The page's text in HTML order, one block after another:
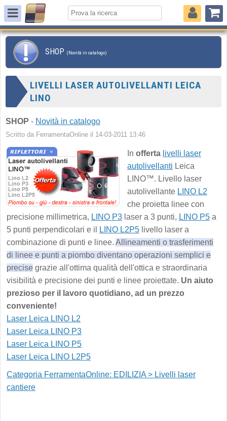
SHOP (Novità in catalogo)
LIVELLI LASER AUTOLIVELLANTI LEICA
LINO
SHOP - Novità in catalogo
Scritto da FerramentaOnline il 14-03-2011 13:46
In offerta livelli laser
autolivellanti Leica
LINO™. Livello laser
autolivellante LINO L2
che proietta linee con
precisione millimetrica, LINO P3 laser a 3 punti, LINO P5 a
5 punti perpendicolari e il
LINO L2P5 livello laser a
combinazione di punti e linee. Allineamenti o trasferimenti
di linee e punti a piombo diventano operazioni semplici e
precise grazie all'ottima qualità dell'ottica e straordinaria
visibilità e precisione dei punti e linee proiettate. Un aiuto
prezioso per il lavoro quotidiano, ad un prezzo
conveniente!
Laser Leica LINO L2
Laser Leica LINO P3
Laser Leica LINO P5
Laser Leica LINO L2P5
Categoria FerramentaOnline: EDILIZIA > Livelli laser
cantiere